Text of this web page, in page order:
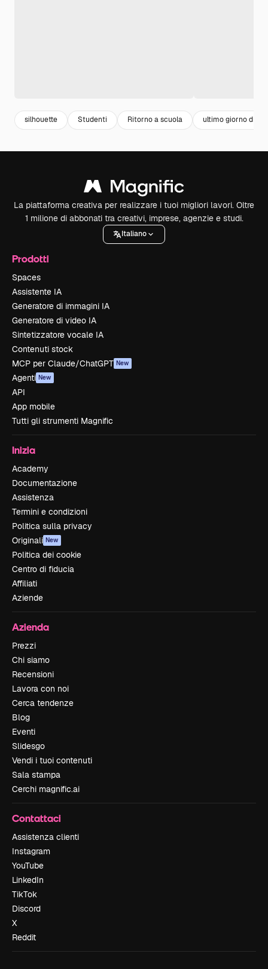
silhouette Studenti Ritorno a scuola ultimo giorno di
La piattaforma creativa per realizzare i tuoi migliori lavori. Oltre
1 milione di abbonati tra creativi, imprese, agenzie e studi.
Italiano
Prodotti
Spaces
Assistente IA
Generatore di immagini IA
Generatore di video IA
Sintetizzatore vocale IA
Contenuti stock
MCP per Claude/ChatGPT New
Agenti New
API
App mobile
Tutti gli strumenti Magnific
Inizia
Academy
Documentazione
Assistenza
Termini e condizioni
Politica sulla privacy
Originali New
Politica dei cookie
Centro di fiducia
Affiliati
Aziende
Azienda
Prezzi
Chi siamo
Recensioni
Lavora con noi
Cerca tendenze
Blog
Eventi
Slidesgo
Vendi i tuoi contenuti
Sala stampa
Cerchi magnific.ai
Contattaci
Assistenza clienti
Instagram
YouTube
LinkedIn
TikTok
Discord
X
Reddit